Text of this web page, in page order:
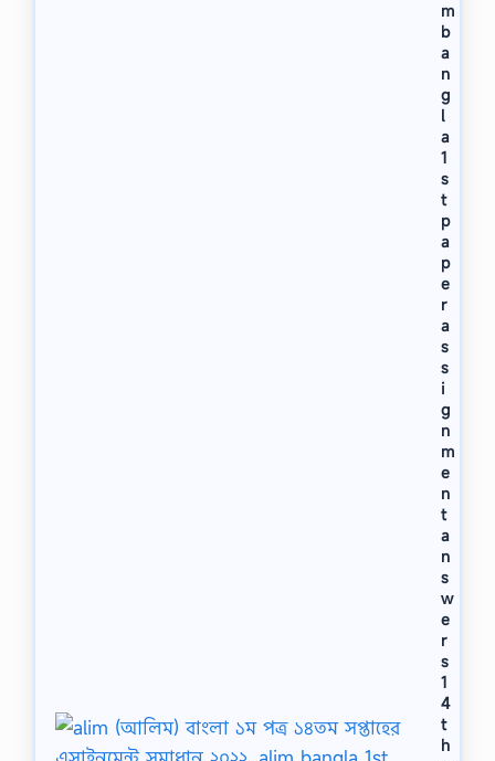
m
b
a
n
g
l
a
1
s
t
p
a
p
e
r
a
s
s
i
g
n
m
e
n
t
a
n
s
w
e
r
s
1
4
t
h